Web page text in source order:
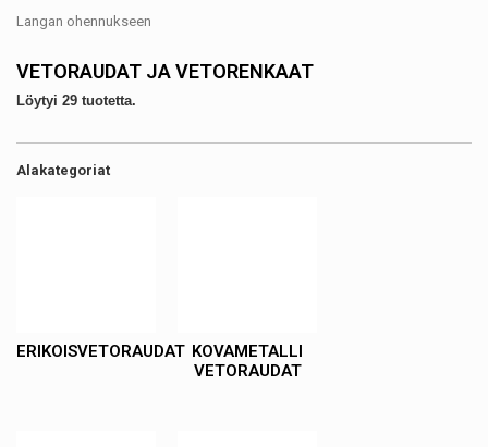
Langan ohennukseen
VETORAUDAT JA VETORENKAAT
Löytyi 29 tuotetta.
Alakategoriat
ERIKOISVETORAUDAT KOVAMETALLI
VETORAUDAT